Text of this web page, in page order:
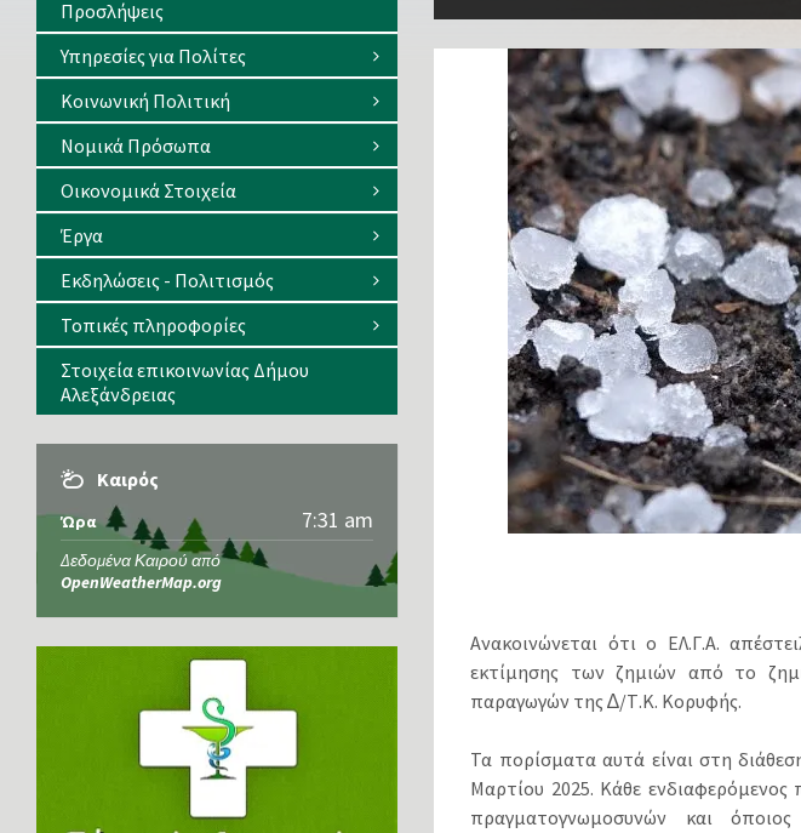
Ανακοινώνεται ότι ο ΕΛ.Γ.Α.
εκτίµησης των ζηµιών από το
παραγωγών της ∆/Τ.Κ. Κορυφής.
Τα πορίσµατα αυτά είναι στη
Μαρτίου 2025. Κάθε
πραγµατογνωµοσυνών και
Προσλήψεις
Υπηρεσίες για Πολίτες
Κοινωνική Πολιτική
Νομικά Πρόσωπα
Οικονομικά Στοιχεία
Έργα
Εκδηλώσεις - Πολιτισμός
Τοπικές πληροφορίες
Στοιχεία επικοινωνίας Δήμου
Αλεξάνδρειας
Καιρός
Ώρα 7:31 am
Δεδομένα Καιρού από
OpenWeatherMap.org